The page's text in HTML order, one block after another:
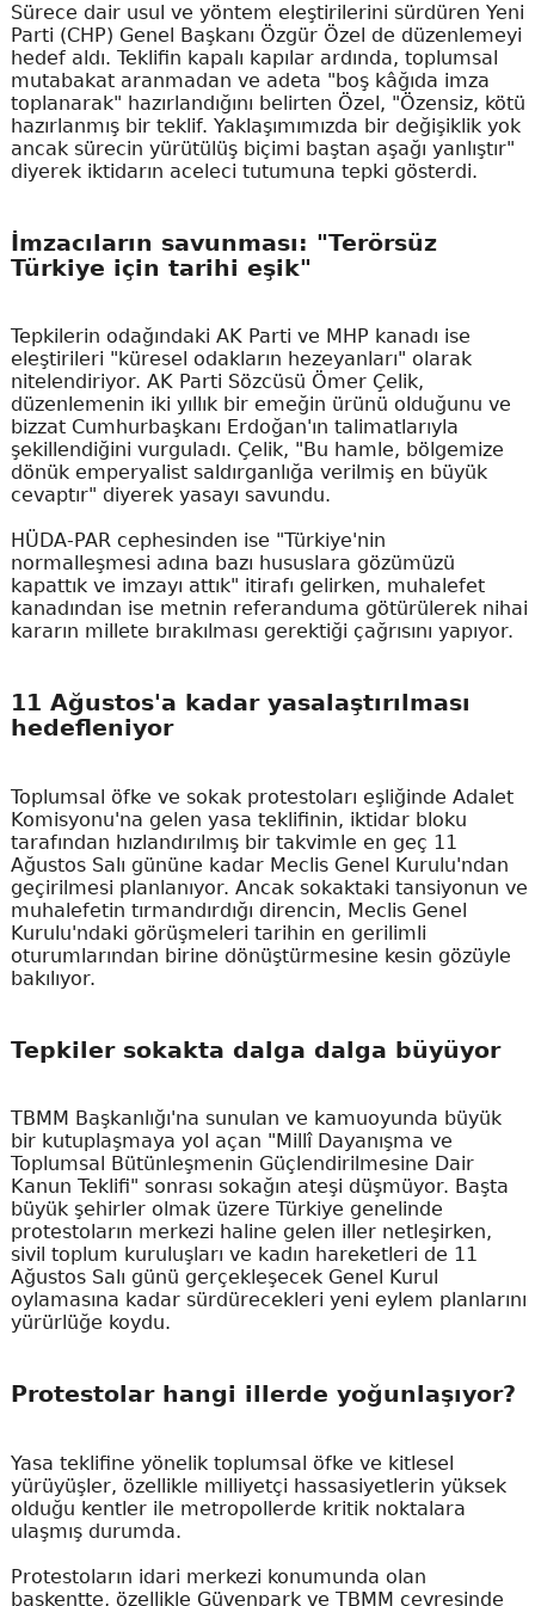
Sürece dair usul ve yöntem eleştirilerini sürdüren Yeni
Parti (CHP) Genel Başkanı Özgür Özel de düzenlemeyi
hedef aldı. Teklifin kapalı kapılar ardında, toplumsal
mutabakat aranmadan ve adeta "boş kâğıda imza
toplanarak" hazırlandığını belirten Özel, "Özensiz, kötü
hazırlanmış bir teklif. Yaklaşımımızda bir değişiklik yok
ancak sürecin yürütülüş biçimi baştan aşağı yanlıştır"
diyerek iktidarın aceleci tutumuna tepki gösterdi.
İmzacıların savunması: "Terörsüz
Türkiye için tarihi eşik"
Tepkilerin odağındaki AK Parti ve MHP kanadı ise
eleştirileri "küresel odakların hezeyanları" olarak
nitelendiriyor. AK Parti Sözcüsü Ömer Çelik,
düzenlemenin iki yıllık bir emeğin ürünü olduğunu ve
bizzat Cumhurbaşkanı Erdoğan'ın talimatlarıyla
şekillendiğini vurguladı. Çelik, "Bu hamle, bölgemize
dönük emperyalist saldırganlığa verilmiş en büyük
cevaptır" diyerek yasayı savundu.
HÜDA-PAR cephesinden ise "Türkiye'nin
normalleşmesi adına bazı hususlara gözümüzü
kapattık ve imzayı attık" itirafı gelirken, muhalefet
kanadından ise metnin referanduma götürülerek nihai
kararın millete bırakılması gerektiği çağrısını yapıyor.
11 Ağustos'a kadar yasalaştırılması
hedefleniyor
Toplumsal öfke ve sokak protestoları eşliğinde Adalet
Komisyonu'na gelen yasa teklifinin, iktidar bloku
tarafından hızlandırılmış bir takvimle en geç 11
Ağustos Salı gününe kadar Meclis Genel Kurulu'ndan
geçirilmesi planlanıyor. Ancak sokaktaki tansiyonun ve
muhalefetin tırmandırdığı direncin, Meclis Genel
Kurulu'ndaki görüşmeleri tarihin en gerilimli
oturumlarından birine dönüştürmesine kesin gözüyle
bakılıyor.
Tepkiler sokakta dalga dalga büyüyor
TBMM Başkanlığı'na sunulan ve kamuoyunda büyük
bir kutuplaşmaya yol açan "Millî Dayanışma ve
Toplumsal Bütünleşmenin Güçlendirilmesine Dair
Kanun Teklifi" sonrası sokağın ateşi düşmüyor. Başta
büyük şehirler olmak üzere Türkiye genelinde
protestoların merkezi haline gelen iller netleşirken,
sivil toplum kuruluşları ve kadın hareketleri de 11
Ağustos Salı günü gerçekleşecek Genel Kurul
oylamasına kadar sürdürecekleri yeni eylem planlarını
yürürlüğe koydu.
Protestolar hangi illerde yoğunlaşıyor?
Yasa teklifine yönelik toplumsal öfke ve kitlesel
yürüyüşler, özellikle milliyetçi hassasiyetlerin yüksek
olduğu kentler ile metropollerde kritik noktalara
ulaşmış durumda.
Protestoların idari merkezi konumunda olan
başkentte, özellikle Güvenpark ve TBMM çevresinde